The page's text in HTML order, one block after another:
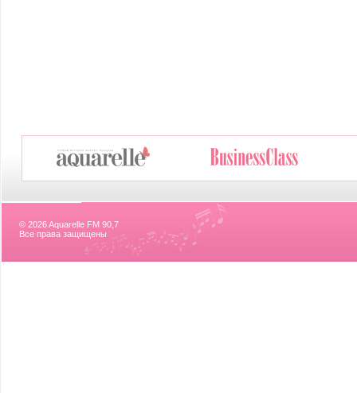
© 2026 Aquarelle FM 90,7
Все права защищены